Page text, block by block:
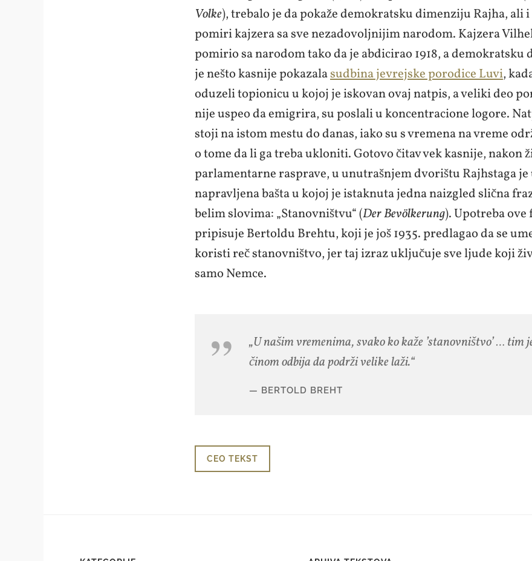
Volke), trebalo je da pokaže demokratsku dimenziju Rajha, ali i
pomiri kajzera sa sve nezadovoljnijim narodom. Kajzera
pomirio sa narodom tako da je abdicirao 1918, a demokratsku
je nešto kasnije pokazalasudbina jevrejske porodice Luvi,
oduzeli topionicu u kojoj je iskovan ovaj natpis, a veliki deo
nije uspeo da emigrira, su poslali u koncentracione logore.
stoji na istom mestu do danas, iako su s vremena na vreme
o tome da li ga treba ukloniti. Gotovo čitav vek kasnije, nakon
parlamentarne rasprave, u unutrašnjem dvorištu Rajhstaga
napravljena bašta u kojoj je istaknuta jedna naizgled slična
belim slovima: „Stanovništvu“ (Der Bevölkerung). Upotreba ove
pripisuje Bertoldu Brehtu, koji je još 1935. predlagao da se
koristi reč stanovništvo, jer taj izraz uključuje sve ljude koji
samo Nemce.
„U našim vremenima, svako ko kaže ’stanovništvo’ … tim
činom odbija da podrži velike laži.“
BERTOLD BREHT
CEO TEKST